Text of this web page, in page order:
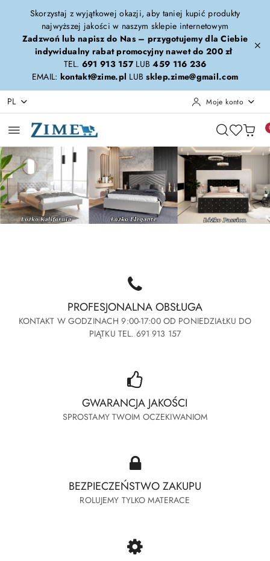
Przejdź do treści głównej
Przejdź do wyszukiwarki
Przejdź do moje konto
Przejdź do menu głównego
Przejdź do stopki
Skorzystaj z wyjątkowej okazji, aby taniej kupić produkty
najwyższej jakości w naszym sklepie internetowym
Zadzwoń lub napisz do Nas – przygotujemy dla Ciebie
indywidualny rabat promocyjny nawet do 200 zł
TEL. 691 913 157LUB459 116 236
EMAIL: kontakt@zime.pl LUBsklep.zime@gmail.com
PL Moje konto
Pomiń karuzelę promocyjną
PROFESJONALNA OBSŁUGA
KONTAKT W GODZINACH 9:00-17:00 OD PONIEDZIAŁKU DO
PIĄTKU TEL. 691 913 157
GWARANCJA JAKOŚCI
SPROSTAMY TWOIM OCZEKIWANIOM
BEZPIECZEŃSTWO ZAKUPU
ROLUJEMY TYLKO MATERACE